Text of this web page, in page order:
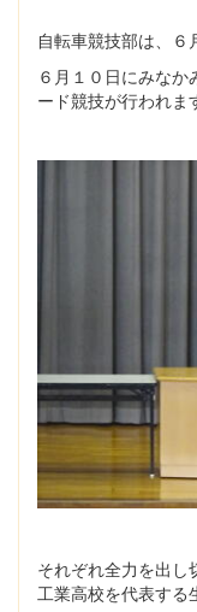
自転車競技部は、６
６月１０日にみな
ード競技が行われま
それぞれ全力を出し
工業高校を代表する